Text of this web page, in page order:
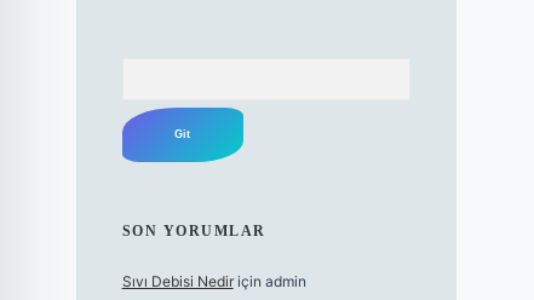
SON YORUMLAR
Sıvı Debisi Nediriçin admin